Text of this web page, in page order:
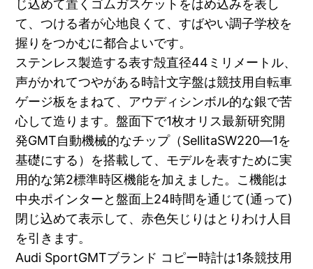
じ込めて置くゴムガスケットをはめ込みを表し
て、つける者が心地良くて、すばやい調子学校を
握りをつかむに都合よいです。
ステンレス製造する表す殻直径44ミリメートル、
声がかれてつやがある時計文字盤は競技用自転車
ゲージ板をまねて、アウディシンボル的な銀で苦
心して造ります。盤面下で1枚オリス最新研究開
発GMT自動機械的なチップ（SellitaSW220―1を
基礎にする）を搭載して、モデルを表すために実
用的な第2標準時区機能を加えました。こ機能は
中央ポインターと盤面上24時間を通じて(通って)
閉じ込めて表示して、赤色矢じりはとりわけ人目
を引きます。
Audi SportGMTブランド コピー時計は1条競技用